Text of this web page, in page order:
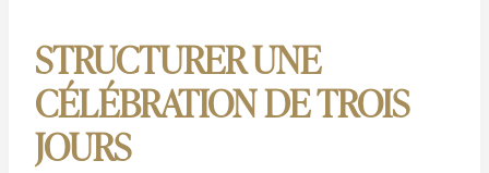
STRUCTURER UNE
CÉLÉBRATION DE TROIS
JOURS